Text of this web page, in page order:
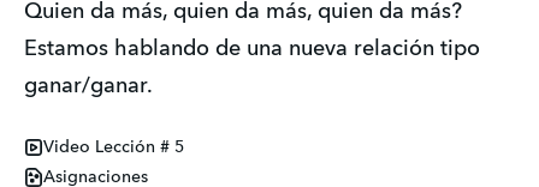
Quien da más, quien da más, quien da más?
Estamos hablando de una nueva relación tipo
ganar/ganar.
Video Lección # 5
Asignaciones